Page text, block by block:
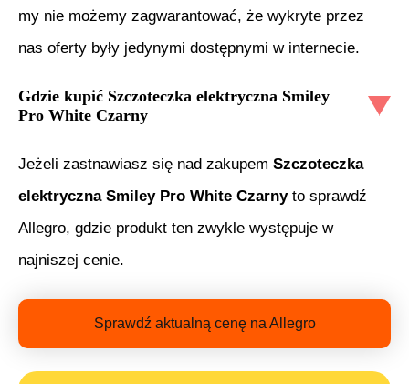
my nie możemy zagwarantować, że wykryte przez
nas oferty były jedynymi dostępnymi w internecie.
Gdzie kupić Szczoteczka elektryczna Smiley
Pro White Czarny
Jeżeli zastnawiasz się nad zakupem Szczoteczka
elektryczna Smiley Pro White Czarnyto sprawdź
Allegro, gdzie produkt ten zwykle występuje w
najniszej cenie.
Sprawdź aktualną cenę na Allegro